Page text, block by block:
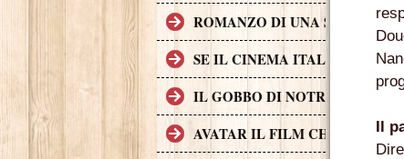
ROMANZO DI UNA STRAGE,
SE IL CINEMA ITALIANO
IL GOBBO DI NOTRE DAME
AVATAR IL FILM CHE HA
Il